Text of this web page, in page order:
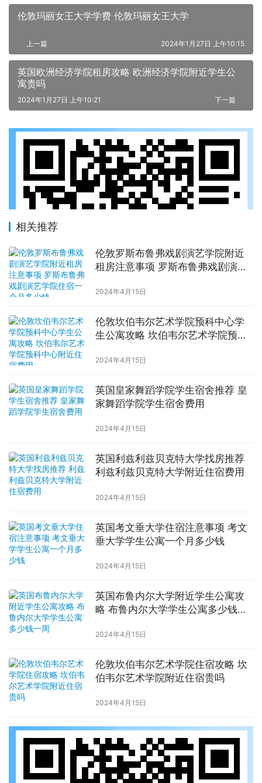
伦敦玛丽女王大学学费 伦敦玛丽女王大学
上一篇 2024年1月27日 上午10:15
英国欧洲经济学院租房攻略 欧洲经济学院附近学生公
寓贵吗
下一篇
2024年1月27日 上午10:21
相关推荐
伦敦罗斯布鲁弗戏剧演艺学院附近
租房注意事项 罗斯布鲁弗戏剧演艺
2024年4月15日
伦敦坎伯韦尔艺术学院预科中心学
生公寓攻略 坎伯韦尔艺术学院预科
2024年4月15日
英国皇家舞蹈学院学生宿舍推荐 皇
家舞蹈学院学生宿舍费用
2024年4月15日
英国利兹利兹贝克特大学找房推荐
利兹利兹贝克特大学附近住宿费用
2024年4月15日
英国考文垂大学住宿注意事项 考文
垂大学学生公寓一个月多少钱
2024年4月15日
英国布鲁内尔大学附近学生公寓攻
略 布鲁内尔大学学生公寓多少钱一
2024年4月15日
伦敦坎伯韦尔艺术学院住宿攻略 坎
伯韦尔艺术学院附近住宿贵吗
2024年4月15日